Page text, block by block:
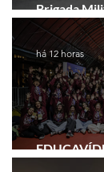
Brigada
Festival de
há 12 horas